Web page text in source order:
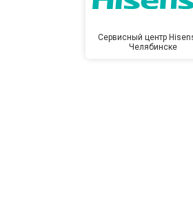
Сервисный центр
Челябинске